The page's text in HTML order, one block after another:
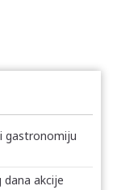
gastronomiju
dana akcije